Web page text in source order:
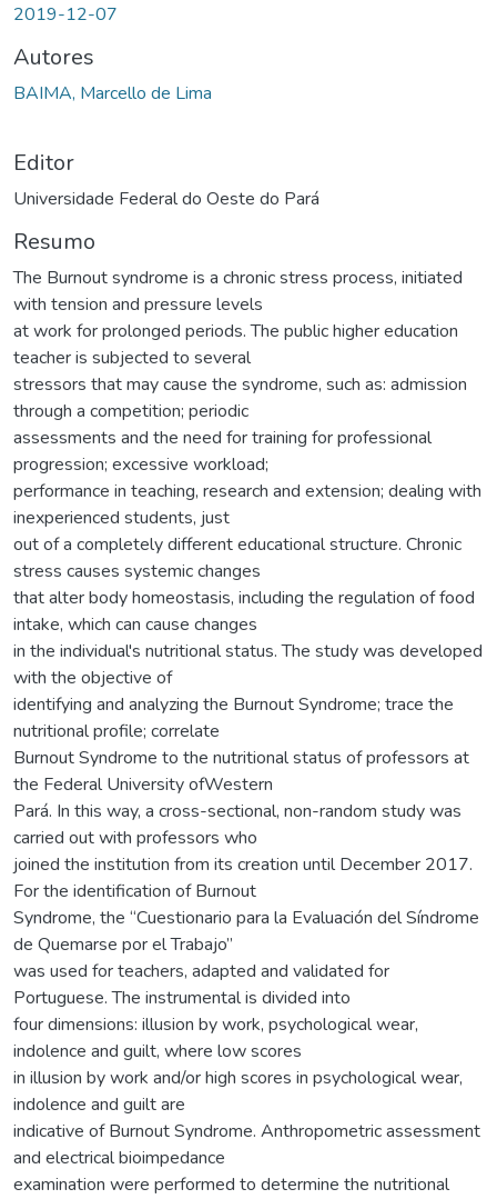
2019-12-07
Autores
BAIMA, Marcello de Lima
Editor
Universidade Federal do Oeste do Pará
Resumo
The Burnout syndrome is a chronic stress process, initiated
with tension and pressure levels
at work for prolonged periods. The public higher education
teacher is subjected to several
stressors that may cause the syndrome, such as: admission
through a competition; periodic
assessments and the need for training for professional
progression; excessive workload;
performance in teaching, research and extension; dealing with
inexperienced students, just
out of a completely different educational structure. Chronic
stress causes systemic changes
that alter body homeostasis, including the regulation of food
intake, which can cause changes
in the individual's nutritional status. The study was developed
with the objective of
identifying and analyzing the Burnout Syndrome; trace the
nutritional profile; correlate
Burnout Syndrome to the nutritional status of professors at
the Federal University ofWestern
Pará. In this way, a cross-sectional, non-random study was
carried out with professors who
joined the institution from its creation until December 2017.
For the identification of Burnout
Syndrome, the “Cuestionario para la Evaluación del Síndrome
de Quemarse por el Trabajo”
was used for teachers, adapted and validated for
Portuguese. The instrumental is divided into
four dimensions: illusion by work, psychological wear,
indolence and guilt, where low scores
in illusion by work and/or high scores in psychological wear,
indolence and guilt are
indicative of Burnout Syndrome. Anthropometric assessment
and electrical bioimpedance
examination were performed to determine the nutritional